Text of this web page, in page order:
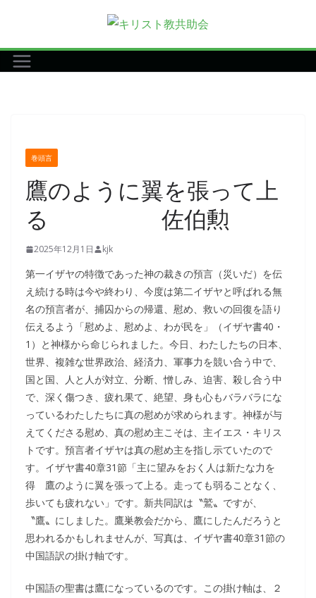
テ
ン
巻頭言
鷹のように翼を張って上
る 佐伯勲
2025年12月1日 kjk
第一イザヤの特徴であった神の裁きの預言（災いだ）を伝
え続ける時は今や終わり、今度は第二イザヤと呼ばれる無
名の預言者が、捕囚からの帰還、慰め、救いの回復を語り
伝えるよう「慰めよ、慰めよ、わが民を」（イザヤ書40・
1）と神様から命じられました。今日、わたしたちの日本、
世界、複雑な世界政治、経済力、軍事力を競い合う中で、
国と国、人と人が対立、分断、憎しみ、迫害、殺し合う中
で、深く傷つき、疲れ果て、絶望、身も心もバラバラにな
っているわたしたちに真の慰めが求められます。神様が与
えてくださる慰め、真の慰め主こそは、主イエス・キリス
トです。預言者イザヤは真の慰め主を指し示ていたので
す。イザヤ書40章31節「主に望みをおく人は新たな力を
得 鷹のように翼を張って上る。走っても弱ることなく、
歩いても疲れない」です。新共同訳は〝鷲〟ですが、
〝鷹〟にしました。鷹巣教会だから、鷹にしたんだろうと
思われるかもしれませんが、写真は、イザヤ書40章31節の
中国語訳の掛け軸です。
中国語の聖書は鷹になっているのです。この掛け軸は、２